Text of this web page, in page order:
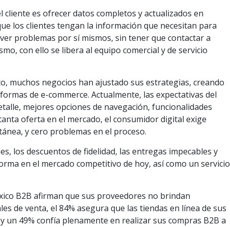
es ofrecer datos completos y actualizados en
los clientes tengan la información que necesitan para
problemas por sí mismos, sin tener que contactar a
con ello se libera al equipo comercial y de servicio
muchos negocios han ajustado sus estrategias, creando
de e-commerce. Actualmente, las expectativas del
mejores opciones de navegación, funcionalidades
oferta en el mercado, el consumidor digital exige
y cero problemas en el proceso.
los descuentos de fidelidad, las entregas impecables y
en el mercado competitivo de hoy, así como un servicio
B2B afirman que sus proveedores no brindan
de venta, el 84% asegura que las tiendas en línea de sus
un 49% confía plenamente en realizar sus compras B2B a